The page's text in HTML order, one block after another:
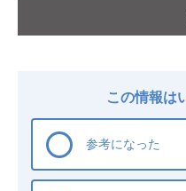
この情報は
参考になった